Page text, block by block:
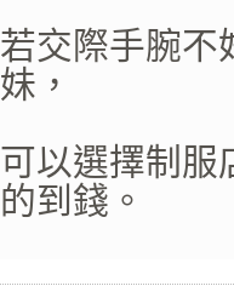
若交際手腕不
妹，
可以選擇制服
的到錢。